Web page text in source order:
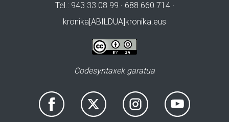
Tel.: 943 33 08 99 · 688 660 714 ·
kronika[ABILDUA]kronika.eus
Codesyntaxek garatua